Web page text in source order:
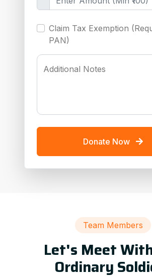
Claim Tax Exemption
PAN)
Additional Notes
Donate Now
Team Members
Let's Meet
Ordinary